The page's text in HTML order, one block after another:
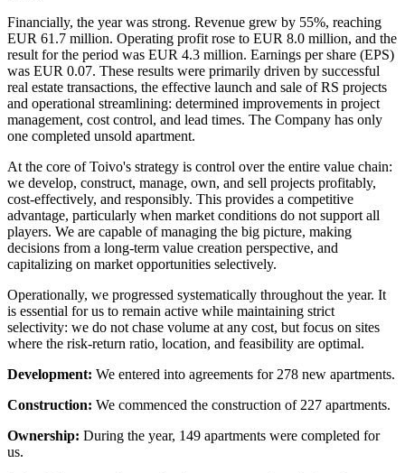
Financially, the year was strong. Revenue grew by 55%, reaching
EUR 61.7 million. Operating profit rose to EUR 8.0 million, and the
result for the period was EUR 4.3 million. Earnings per share (EPS)
was EUR 0.07. These results were primarily driven by successful
real estate transactions, the effective launch and sale of RS projects
and operational streamlining: determined improvements in project
management, cost control, and lead times. The Company has only
one completed unsold apartment.
At the core of Toivo's strategy is control over the entire value chain:
we develop, construct, manage, own, and sell projects profitably,
cost-effectively, and responsibly. This provides a competitive
advantage, particularly when market conditions do not support all
players. We are capable of managing the big picture, making
decisions from a long-term value creation perspective, and
capitalizing on market opportunities selectively.
Operationally, we progressed systematically throughout the year. It
is essential for us to remain active while maintaining strict
selectivity: we do not chase volume at any cost, but focus on sites
where the risk-return ratio, location, and feasibility are optimal.
Development: We entered into agreements for 278 new apartments.
Construction: We commenced the construction of 227 apartments.
Ownership: During the year, 149 apartments were completed for
us.